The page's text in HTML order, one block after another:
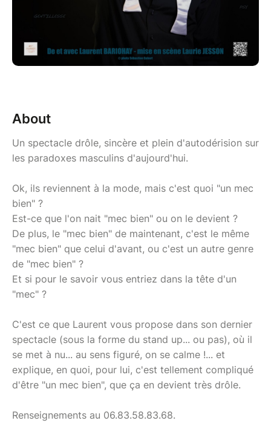
About
Un spectacle drôle, sincère et plein d'autodérision sur
les paradoxes masculins d'aujourd'hui.
Ok, ils reviennent à la mode, mais c'est quoi "un mec
bien" ?
Est-ce que l'on nait "mec bien" ou on le devient ?
De plus, le "mec bien" de maintenant, c'est le même
"mec bien" que celui d'avant, ou c'est un autre genre
de "mec bien" ?
Et si pour le savoir vous entriez dans la tête d'un
"mec" ?
C'est ce que Laurent vous propose dans son dernier
spectacle (sous la forme du stand up... ou pas), où il
se met à nu... au sens figuré, on se calme !... et
explique, en quoi, pour lui, c'est tellement compliqué
d'être "un mec bien", que ça en devient très drôle.
Renseignements au 06.83.58.83.68.